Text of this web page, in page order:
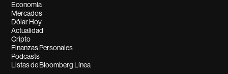
Economía
Mercados
Dólar Hoy
Actualidad
Cripto
Finanzas Personales
Podcasts
Listas de Bloomberg Línea